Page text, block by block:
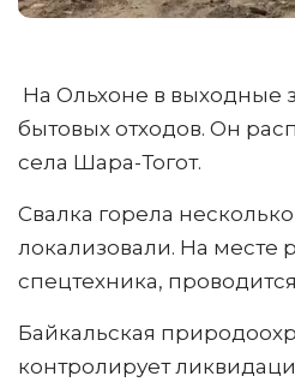
На Ольхоне в выходные
бытовых отходов. Он
села Шара-Тогот.
Свалка горела
локализовали. На месте
спецтехника,
Байкальская
контролирует